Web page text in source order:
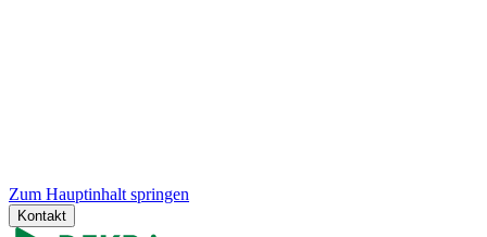
Zum Hauptinhalt springen
Kontakt